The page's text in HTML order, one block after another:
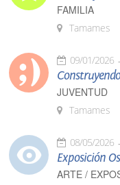
FAMILIA
Tamames
09/01/2026
JUVENTUD
Tamames
08/05/2026
Exposición
ARTE /